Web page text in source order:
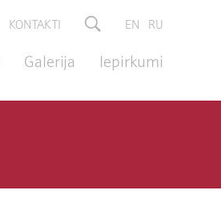
KONTAKTI EN RU
Galerija Iepirkumi